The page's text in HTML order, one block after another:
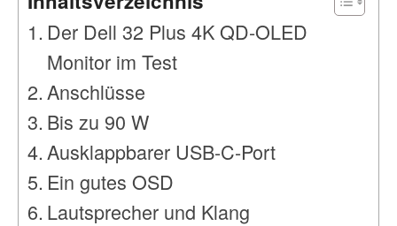
Der Dell 32 Plus 4K QD-OLED
Monitor im Test
Anschlüsse
Bis zu 90 W
Ausklappbarer USB-C-Port
Ein gutes OSD
Lautsprecher und Klang